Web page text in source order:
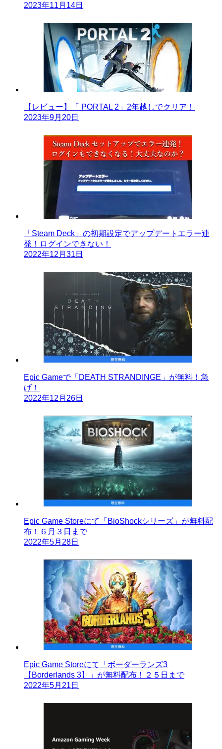
2023年11月14日
【レビュー】「 PORTAL 2」2年越しでクリア！
2023年9月20日
「Steam Deck」の初期設定でアップデートエラー連
発！ログインできない！
2022年12月31日
Epic Gameで「DEATH STRANDINGE」が無料！急
げ！
2022年12月26日
Epic Game Storeにて「BioShockシリーズ」が無料配
布！６月３日まで
2022年5月28日
Epic Game Storeにて「ボーダーランズ3
【Borderlands 3】」が無料配布！２５日まで
2022年5月21日